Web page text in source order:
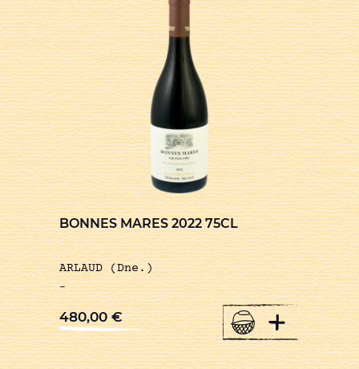
BONNES MARES 2022 75CL
ARLAUD (Dne.)
-
480,00€ +